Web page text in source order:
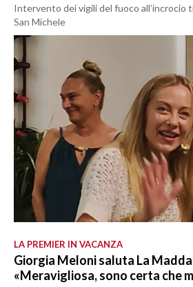
Intervento dei vigili del fuoco all’incrocio
San Michele
LA PREMIER IN VACANZA
Giorgia Meloni saluta La
«Meravigliosa, sono certa che